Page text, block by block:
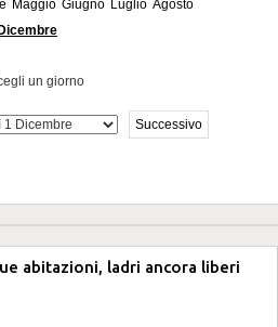
Maggio Giugno Luglio Agosto
Dicembre
un giorno
Successivo
abitazioni, ladri ancora liberi